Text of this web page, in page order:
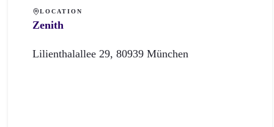
LOCATION
Zenith
Lilienthalallee 29, 80939 München